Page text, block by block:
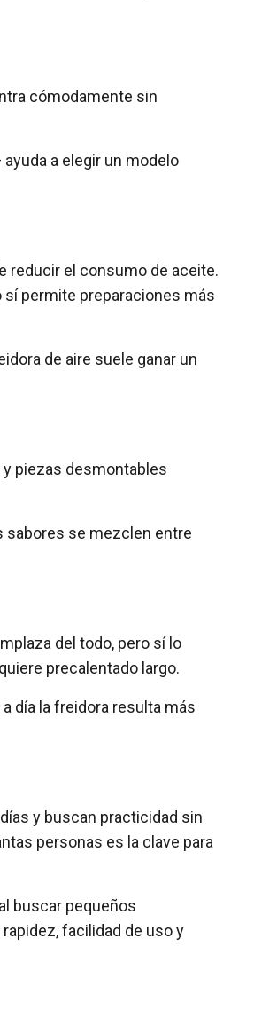
cómodamente sin
a elegir un modelo
reducir el consumo de aceite.
sí permite preparaciones más
de aire suele ganar un
piezas desmontables
sabores se mezclen entre
del todo, pero sí lo
precalentado largo.
día la freidora resulta más
y buscan practicidad sin
personas es la clave para
buscar pequeños
facilidad de uso y